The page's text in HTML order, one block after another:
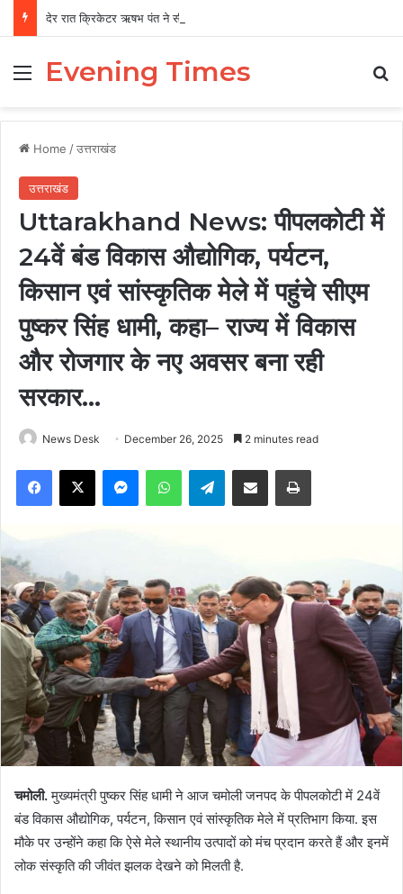
MenuEvening Times
Home /उत्तराखंड
उत्तराखंड
Uttarakhand News: पीपलकोटी में
24वें बंड विकास औद्योगिक, पर्यटन,
किसान एवं सांस्कृतिक मेले में पहुंचे सीएम
पुष्कर सिंह धामी, कहा– राज्य में विकास
और रोजगार के नए अवसर बना रही
सरकार…
News Desk December 26, 2025 2 minutes read
Facebook
X MessengerWhatsAppTelegramShare via Email Print
चमोली.मुख्यमंत्री पुष्कर सिंह धामी ने आज चमोली जनपद के पीपलकोटी में 24वें
बंड विकास औद्योगिक, पर्यटन, किसान एवं सांस्कृतिक मेले में प्रतिभाग किया. इस
मौके पर उन्होंने कहा कि ऐसे मेले स्थानीय उत्पादों को मंच प्रदान करते हैं और इनमें
लोक संस्कृति की जीवंत झलक देखने को मिलती है.